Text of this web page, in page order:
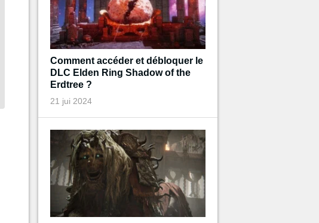
Comment accéder et débloquer le
DLC Elden Ring Shadow of the
Erdtree ?
21 jui 2024